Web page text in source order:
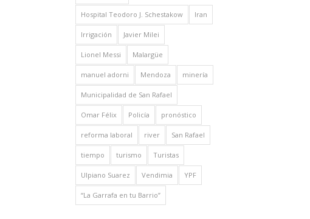
Hospital Teodoro J. Schestakow Iran
Irrigación Javier Milei
Lionel Messi Malargüe
manuel adorni Mendoza minería
Municipalidad de San Rafael
Omar Félix Policía pronóstico
reforma laboral river San Rafael
tiempo turismo Turistas
Ulpiano Suarez Vendimia YPF
“La Garrafa en tu Barrio”